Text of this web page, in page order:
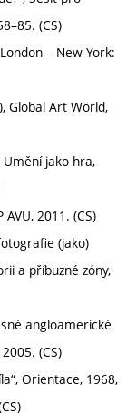
(CS)
– New York:
Global Art World,
Umění jako hra,
AVU, 2011. (CS)
(jako)
a příbuzné zóny,
angloamerické
(CS)
Orientace, 1968,